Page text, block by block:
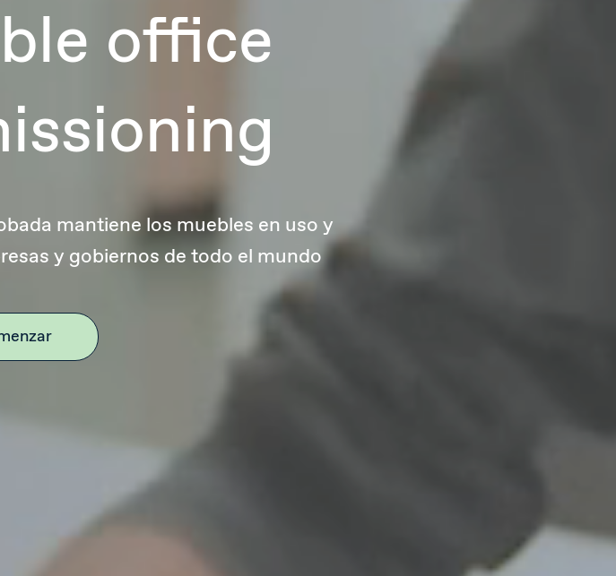
office
mantiene los muebles en uso y
y gobiernos de todo el mundo